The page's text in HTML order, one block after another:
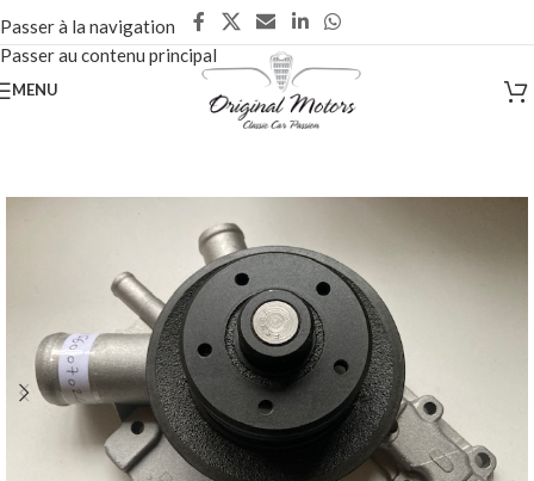
Passer à la navigation
Passer au contenu principal
MENU